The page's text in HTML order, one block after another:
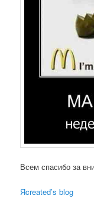
Всем спасибо за
Яcreated’s blog